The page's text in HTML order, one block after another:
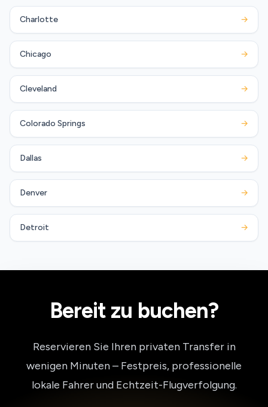
Charlotte →
Chicago →
Cleveland →
Colorado Springs →
Dallas →
Denver →
Detroit →
Bereit zu buchen?
Reservieren Sie Ihren privaten Transfer in
wenigen Minuten – Festpreis, professionelle
lokale Fahrer und Echtzeit-Flugverfolgung.